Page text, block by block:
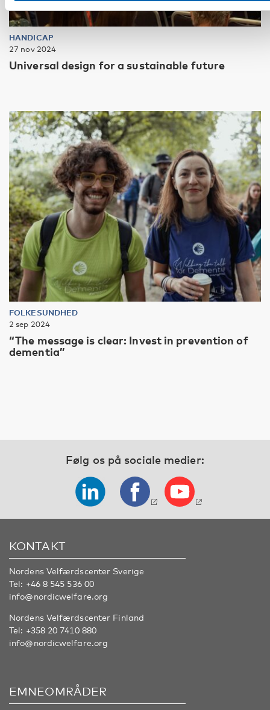
HANDICAP
27 nov 2024
Universal design for a sustainable future
FOLKESUNDHED
2 sep 2024
“The message is clear: Invest in prevention of
dementia”
Følg os på sociale medier:
KONTAKT
Nordens Velfærdscenter Sverige
Tel: +46 8 545 536 00
info@nordicwelfare.org
Nordens Velfærdscenter Finland
Tel: +358 20 7410 880
info@nordicwelfare.org
EMNEOMRÅDER